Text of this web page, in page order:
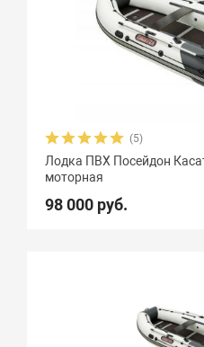
Тип киля
Тип швов
(5)
Лодка ПВХ Посейдон
моторная
98 000 руб.